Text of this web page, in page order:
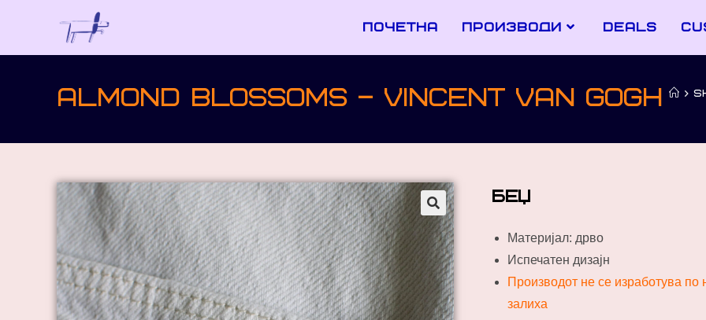
почетна производи deals
ALMOND BLOSSOMS – VINCENT VAN GOGH >
беџ
Материјал: дрво
Испечатен дизајн
Производот не се изработува
залиха